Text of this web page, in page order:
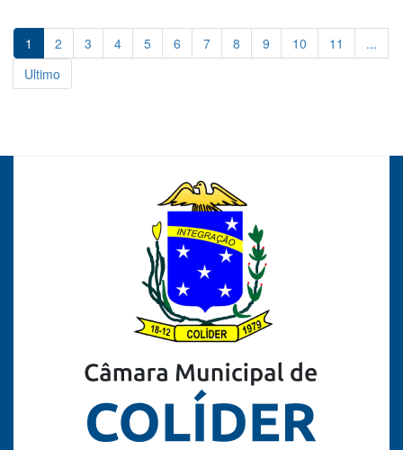
1 2 3 4 5 6 7 8 9 10 11
...
Ultimo